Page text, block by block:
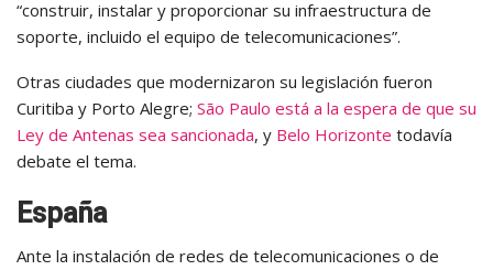
“construir, instalar y proporcionar su infraestructura de
soporte, incluido el equipo de telecomunicaciones”.
Otras ciudades que modernizaron su legislación fueron
Curitiba y Porto Alegre; São Paulo está a la espera de que su
Ley de Antenas sea sancionada, y Belo Horizonte todavía
debate el tema.
España
Ante la instalación de redes de telecomunicaciones o de